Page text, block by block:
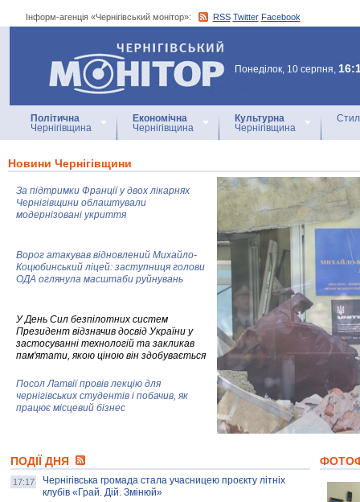
Інформ-агенція «Чернігівський монітор»: RSS Twitter Facebook
Інформ-агенція
«Чернігівський монітор»
Понеділок, 10 серпня,
Політична
Чернігівщина
Економічна
Чернігівщина
Культурна
Чернігівщина
Новини Чернігівщини
За підтримки Франції у двох лікарнях
Чернігівщини облаштували
модернізовані укриття
Ворог атакував відновлений Михайло-
Коцюбинський ліцей: заступниця голови
ОДА оглянула масштаби руйнувань
У День Сил безпілотних систем
Президент відзначив досвід України у
застосуванні технологій та закликав
пам'ятати, якою ціною він здобувається
Посол Латвії провів лекцію для
чернігівських студентів і побачив, як
працює місцевий бізнес
колекцію про війну, емоції та тварин
ПОДІЇ ДНЯ
17:17
Чернігівська громада стала учасницею проєкту літніх
клубів «Грай. Дій. Змінюй»